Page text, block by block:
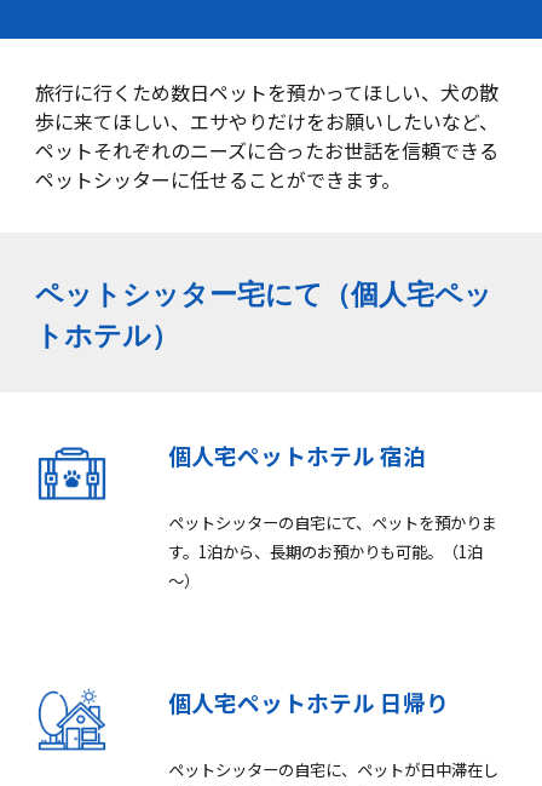
旅行に行くため数日ペットを預かってほしい、犬の散
歩に来てほしい、エサやりだけをお願いしたいなど、
ペットそれぞれのニーズに合ったお世話を信頼できる
ペットシッターに任せることができます。
ペットシッター宅にて（個人宅ペッ
トホテル）
個人宅ペットホテル 宿泊
ペットシッターの自宅にて、ペットを預かりま
す。1泊から、長期のお預かりも可能。（1泊
～）
個人宅ペットホテル 日帰り
ペットシッターの自宅に、ペットが日中滞在し